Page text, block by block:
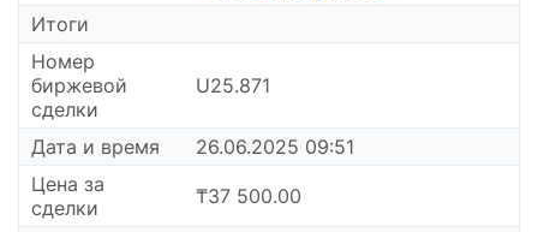
Итоги
Номер
биржевой
сделки
U25.871
Дата и время
26.06.2025 09:51
Цена за
сделки
₸37 500.00